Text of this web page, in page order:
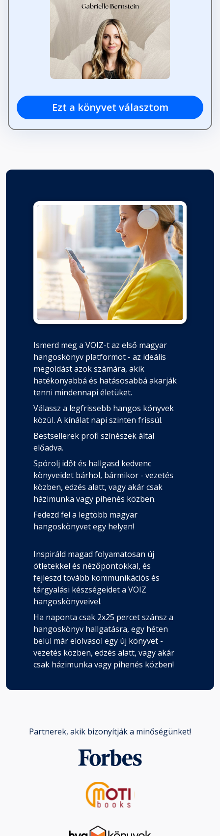
Ezt a könyvet választom
Ismerd meg a VOIZ-t az első magyar
hangoskönyv platformot - az ideális
megoldást azok számára, akik
hatékonyabbá és hatásosabbá akarják
tenni mindennapi életüket.
Válassz a legfrissebb hangos könyvek
közül. A kínálat napi szinten frissül.
Bestsellerek profi színészek által
előadva.
Spórolj időt és hallgasd kedvenc
könyveidet bárhol, bármikor - vezetés
közben, edzés alatt, vagy akár csak
házimunka vagy pihenés közben.
Fedezd fel a legtöbb magyar
hangoskönyvet egy helyen!
Inspiráld magad folyamatosan új
ötletekkel és nézőpontokkal, és
fejleszd tovább kommunikációs és
tárgyalási készségeidet a VOIZ
hangoskönyveivel.
Ha naponta csak 2x25 percet szánsz a
hangoskönyv hallgatásra, egy héten
belül már elolvasol egy új könyvet -
vezetés közben, edzés alatt, vagy akár
csak házimunka vagy pihenés közben!
Partnerek, akik bizonyítják a minőségünket!